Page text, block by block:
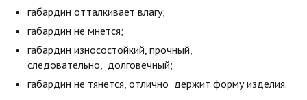
габардин отталкивает влагу;
габардин не мнется;
габардин износостойкий, прочный,
следовательно, долговечный;
габардин не тянется, отлично держит форму изделия.